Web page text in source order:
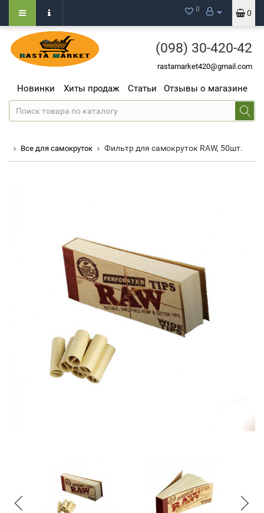
0
0
(098) 30-420-42
rastamarket420@gmail.com
Новинки Хиты продаж Статьи Отзывы о магазине
Все для самокруток Фильтр для самокруток RAW, 50шт.